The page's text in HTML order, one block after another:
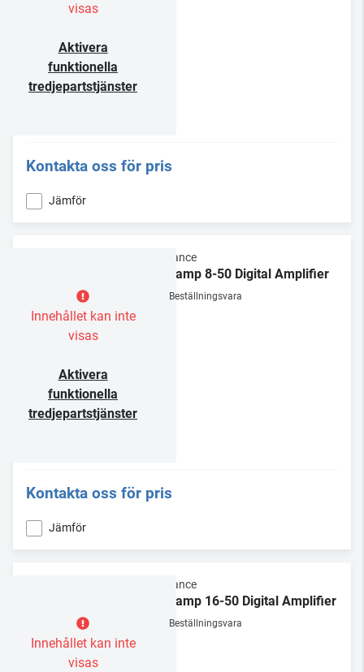
visas
Aktivera
funktionella
tredjepartstjänster
Kontakta oss för pris
Jämför
Innehållet kan inte
visas
Aktivera
funktionella
tredjepartstjänster
Sonance
Sonamp 8-50 Digital Amplifier
Beställningsvara
Kontakta oss för pris
Jämför
Innehållet kan inte
visas
Sonance
Sonamp 16-50 Digital Amplifier
Beställningsvara